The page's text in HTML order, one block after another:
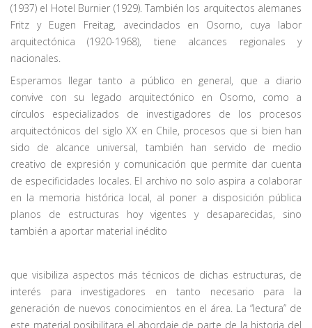
(1937) el Hotel Burnier (1929). También los arquitectos alemanes
Fritz y Eugen Freitag, avecindados en Osorno, cuya labor
arquitectónica (1920-1968), tiene alcances regionales y
nacionales.
Esperamos llegar tanto a público en general, que a diario
convive con su legado arquitectónico en Osorno, como a
círculos especializados de investigadores de los procesos
arquitectónicos del siglo XX en Chile, procesos que si bien han
sido de alcance universal, también han servido de medio
creativo de expresión y comunicación que permite dar cuenta
de especificidades locales. El archivo no solo aspira a colaborar
en la memoria histórica local, al poner a disposición pública
planos de estructuras hoy vigentes y desaparecidas, sino
también a aportar material inédito
que visibiliza aspectos más técnicos de dichas estructuras, de
interés para investigadores en tanto necesario para la
generación de nuevos conocimientos en el área. La “lectura” de
este material posibilitara el abordaje de parte de la historia del